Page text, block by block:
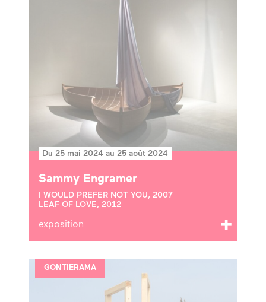
Du 25 mai 2024 au 25 août 2024
Sammy Engramer
I WOULD PREFER NOT YOU, 2007
LEAF OF LOVE, 2012
exposition
GONTIERAMA